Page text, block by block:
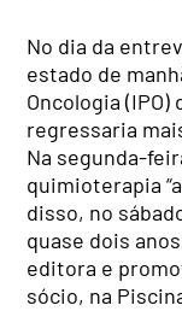
No dia da
estado de
Oncologia (IPO)
regressaria
Na segunda-
quimioterapia
disso, no
quase dois
editora e
sócio, na